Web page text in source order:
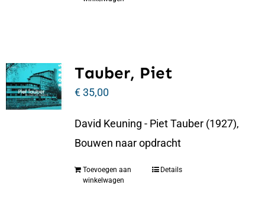
Tauber, Piet
€35,00
David Keuning - Piet Tauber (1927),
Bouwen naar opdracht
Toevoegen aan
winkelwagen
Details